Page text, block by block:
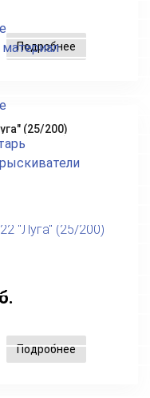
Подробнее
(25/200)
Подробнее